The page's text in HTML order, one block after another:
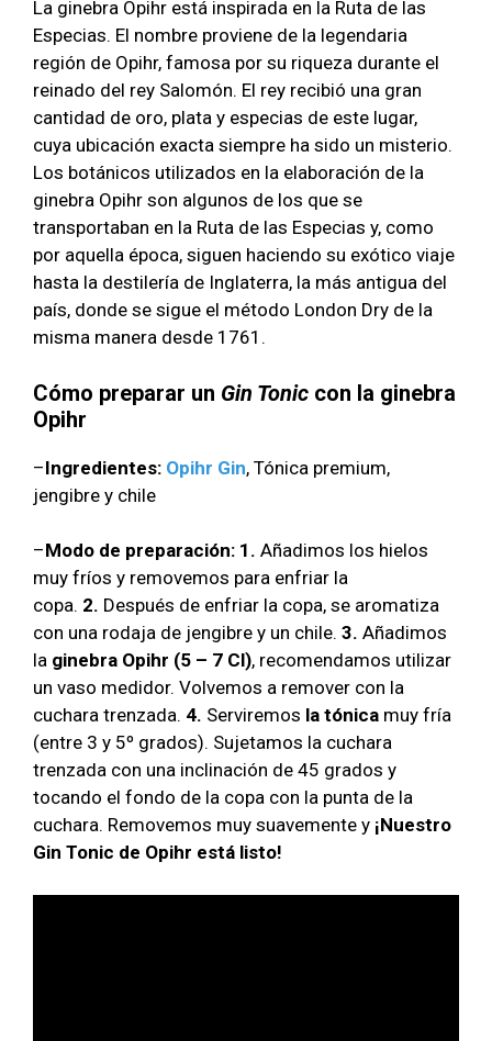
La ginebra Opihr está inspirada en la Ruta de las
Especias. El nombre proviene de la legendaria
región de Opihr, famosa por su riqueza durante el
reinado del rey Salomón. El rey recibió una gran
cantidad de oro, plata y especias de este lugar,
cuya ubicación exacta siempre ha sido un misterio.
Los botánicos utilizados en la elaboración de la
ginebra Opihr son algunos de los que se
transportaban en la Ruta de las Especias y, como
por aquella época, siguen haciendo su exótico viaje
hasta la destilería de Inglaterra, la más antigua del
país, donde se sigue el método London Dry de la
misma manera desde 1761.
Cómo preparar un Gin Tonic con la ginebra
Opihr
–Ingredientes: Opihr Gin, Tónica premium,
jengibre y chile
–Modo de preparación: 1. Añadimos los hielos
muy fríos y removemos para enfriar la
copa. 2. Después de enfriar la copa, se aromatiza
con una rodaja de jengibre y un chile. 3. Añadimos
la ginebra Opihr (5 – 7 Cl), recomendamos utilizar
un vaso medidor. Volvemos a remover con la
cuchara trenzada. 4. Serviremos la tónica muy fría
(entre 3 y 5º grados). Sujetamos la cuchara
trenzada con una inclinación de 45 grados y
tocando el fondo de la copa con la punta de la
cuchara. Removemos muy suavemente y ¡Nuestro
Gin Tonic de Opihr está listo!